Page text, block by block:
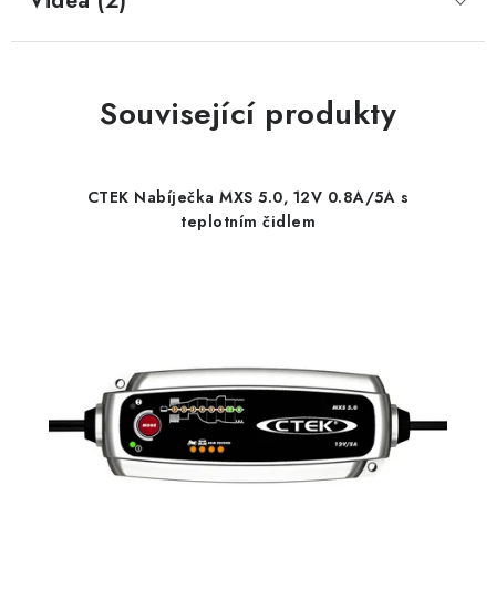
Související produkty
CTEK Nabíječka MXS 5.0, 12V 0.8A/5A s
teplotním čidlem